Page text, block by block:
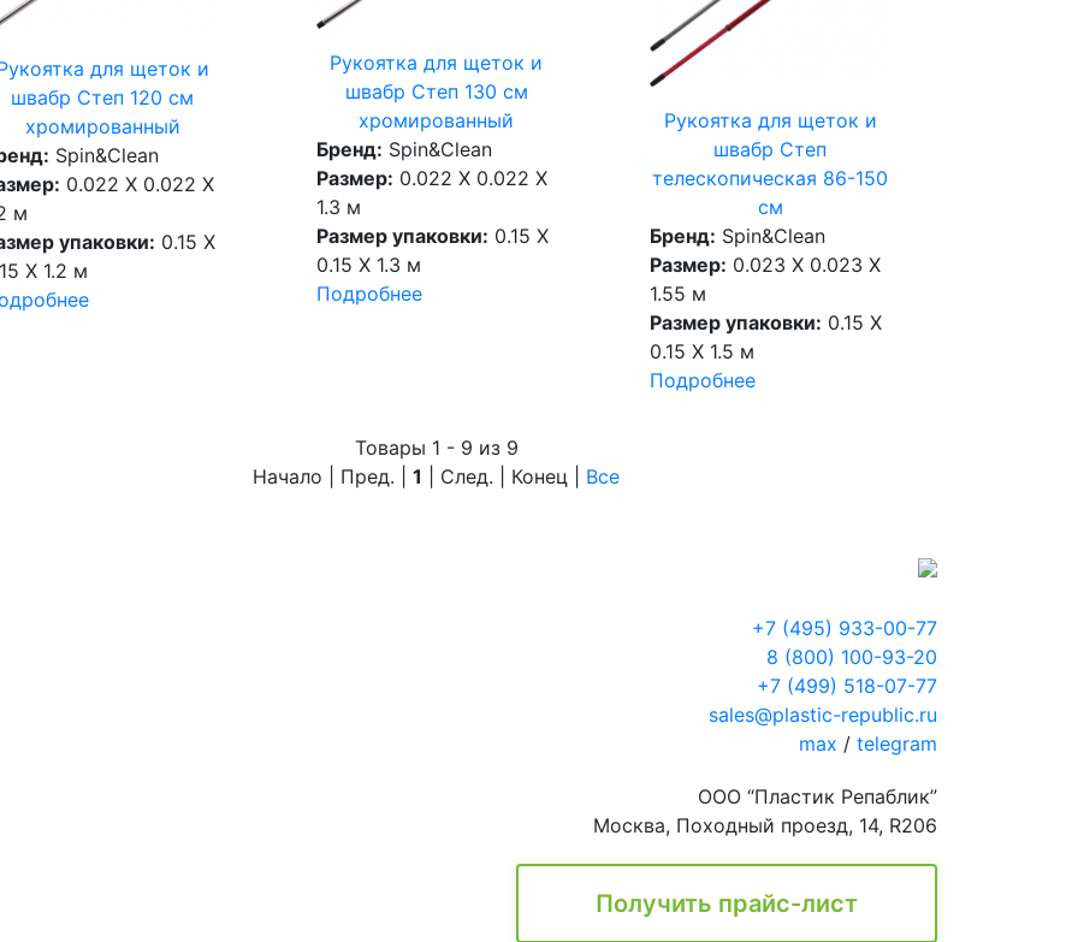
для щеток и
швабр Степ 120 см
хромированный
Spin&Clean
0.022 X 0.022 X
м
упаковки: 0.15 X
X 1.2 м
Рукоятка для щеток и
швабр Степ 130 см
хромированный
Бренд: Spin&Clean
Размер: 0.022 X 0.022 X
1.3 м
Размер упаковки: 0.15 X
0.15 X 1.3 м
Подробнее
Рукоятка для щеток и
швабр Степ
телескопическая 86-150
см
Бренд: Spin&Clean
Размер: 0.023 X 0.023 X
1.55 м
Размер упаковки: 0.15 X
0.15 X 1.5 м
Подробнее
Товары 1 - 9 из 9
Начало | Пред. |1 | След. | Конец Все
+7 (495) 933-00-77
8 (800) 100-93-20
+7 (499) 518-07-77
sales@plastic-republic.ru
max / telegram
ООО “Пластик Репаблик”
Москва, Походный проезд, 14, R206
Получить прайс-лист